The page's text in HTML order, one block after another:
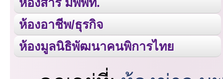
ห้องอาชีพ/ธุรกิจ
ห้องมูลนิธิพัฒนาคนพิการไทย